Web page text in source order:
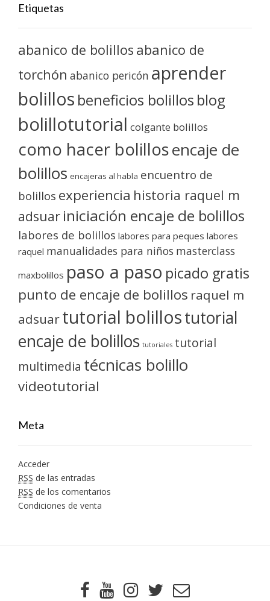
Etiquetas
abanico de bolillos abanico de
torchón abanico pericón aprender
bolillos beneficios bolillos blog
bolillotutorial colgante bolillos
como hacer bolillosencaje de
bolillos encajeras al habla encuentro de
bolillos experiencia historia raquel m
adsuar iniciación encaje de bolillos
labores de bolillos labores para peques labores
raquel manualidades para niños masterclass
maxbolillos paso a paso picado gratis
punto de encaje de bolillos raquel m
adsuartutorial bolillostutorial
encaje de bolillos tutoriales tutorial
multimedia técnicas bolillo
videotutorial
Meta
Acceder
RSS de las entradas
RSS de los comentarios
Condiciones de venta